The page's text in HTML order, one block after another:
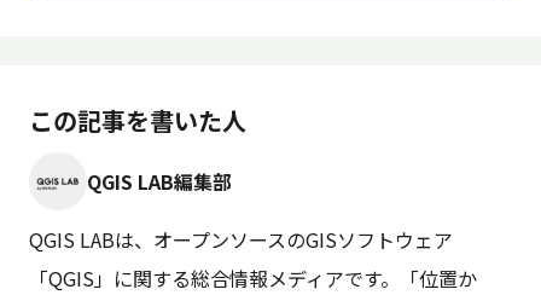
この記事を書いた人
QGIS LAB編集部
QGIS LABは、オープンソースのGISソフトウェア
「QGIS」に関する総合情報メディアです。「位置か